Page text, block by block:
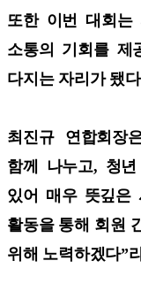
또한 이번 대회는
소통의 기회를 제
다지는 자리가 됐
최진규 연합회장
함께 나누고, 청
있어 매우 뜻깊은
활동을 통해 회원
위해 노력하겠다”